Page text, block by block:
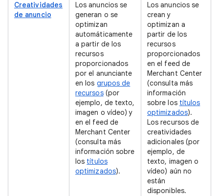
Creatividades
de anuncio
Los anuncios se
generan o se
optimizan
automáticamente
a partir de los
recursos
proporcionados
por el anunciante
en los grupos de
recursos(por
ejemplo, de texto,
imagen o vídeo) y
en el feed de
Merchant Center
(consulta más
información sobre
los títulos
optimizados).
Los anuncios se
crean y
optimizan a
partir de los
recursos
proporcionados
en el feed de
Merchant Center
(consulta más
información
sobre los títulos
optimizados).
Los recursos de
creatividades
adicionales (por
ejemplo, de
texto, imagen o
vídeo) aún no
están
disponibles.